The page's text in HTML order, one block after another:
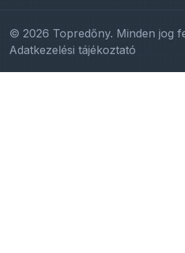
© 2026 Topredőny. Minden jog
Adatkezelési tájékoztató